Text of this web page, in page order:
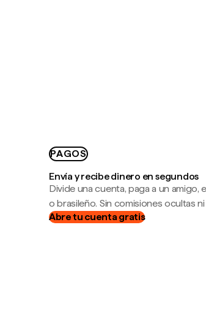
PAGOS
Envía y recibe dinero en segundos
Divide una cuenta, paga a un
o brasileño. Sin comisiones ocultas
Abre tu cuenta gratis